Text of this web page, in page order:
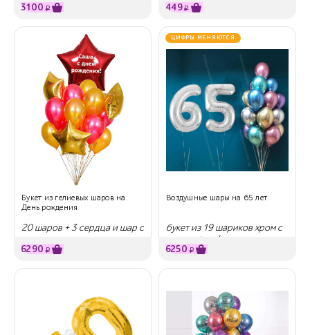
3100 ₽ 449₽
Букет из гелиевых шаров на
День рождения
20 шаров + 3 сердца и шар с
6290 ₽
ЦИФРЫ МЕНЯЮТСЯ
Воздушные шары на 65 лет
букет из 19 шариков хром с
гелием + цифры
6250 ₽